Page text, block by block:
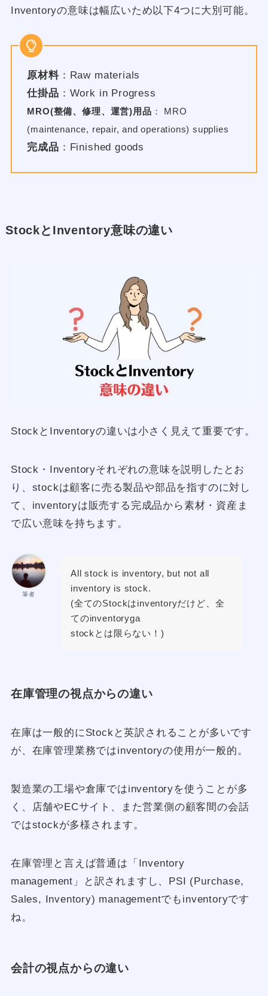
Inventoryの意味は幅広いため以下4つに大別可能。
原材料：Raw materials
仕掛品 ：Work in Progress
MRO(整備、修理、運営)用品 ： MRO
(maintenance, repair, and operations) supplies
完成品 ：Finished goods
StockとInventory意味の違い
StockとInventoryの違いは小さく見えて重要です。
Stock・Inventoryそれぞれの意味を説明したとお
り、stockは顧客に売る製品や部品を指すのに対し
て、inventoryは販売する完成品から素材・資産ま
で広い意味を持ちます。
筆者
All stock is inventory, but not all
inventory is stock.
(全てのStockはinventoryだけど、全
てのinventoryga
stockとは限らない！)
在庫管理の視点からの違い
在庫は一般的にStockと英訳されることが多いです
が、在庫管理業務ではinventoryの使用が一般的。
製造業の工場や倉庫ではinventoryを使うことが多
く、店舗やECサイト、また営業側の顧客間の会話
ではstockが多様されます。
在庫管理と言えば普通は「Inventory
management」と訳されますし、PSI (Purchase,
Sales, Inventory) managementでもinventoryです
ね。
会計の視点からの違い